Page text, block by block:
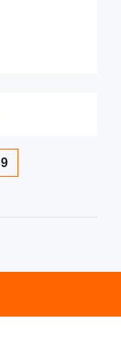
9